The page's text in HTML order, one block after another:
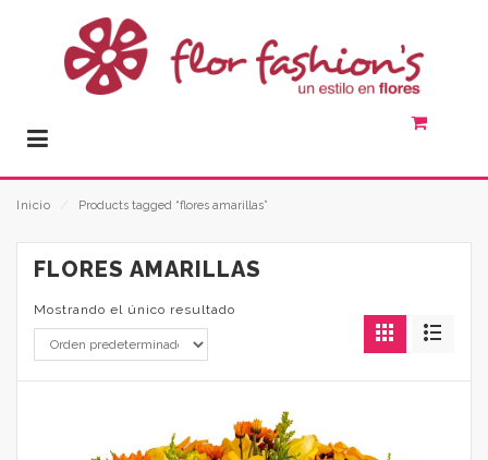
Inicio Products tagged “flores amarillas”
FLORES AMARILLAS
Mostrando el único resultado